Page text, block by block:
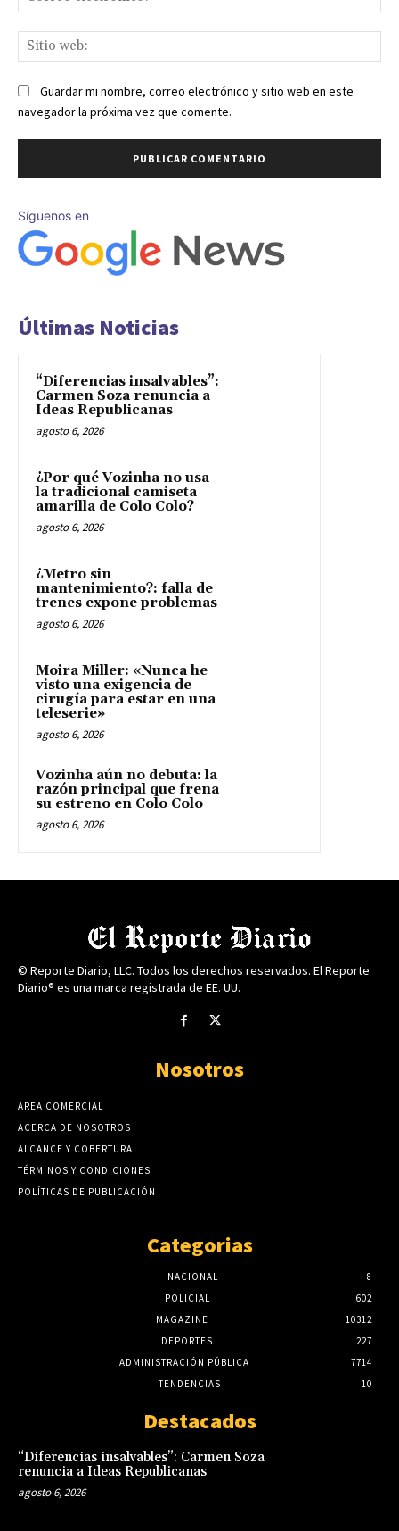
Guardar mi nombre, correo electrónico y sitio web en este
navegador la próxima vez que comente.
Síguenos en
Últimas Noticias
“Diferencias insalvables”:
Carmen Soza renuncia a
Ideas Republicanas
agosto 6, 2026
¿Por qué Vozinha no usa
la tradicional camiseta
amarilla de Colo Colo?
agosto 6, 2026
¿Metro sin
mantenimiento?: falla de
trenes expone problemas
agosto 6, 2026
Moira Miller: «Nunca he
visto una exigencia de
cirugía para estar en una
teleserie»
agosto 6, 2026
Vozinha aún no debuta: la
razón principal que frena
su estreno en Colo Colo
agosto 6, 2026
© Reporte Diario, LLC. Todos los derechos reservados. El Reporte
Diario® es una marca registrada de EE. UU.
Nosotros
AREA COMERCIAL
ACERCA DE NOSOTROS
ALCANCE Y COBERTURA
TÉRMINOS Y CONDICIONES
POLÍTICAS DE PUBLICACIÓN
Categorias
NACIONAL
8
POLICIAL
602
MAGAZINE
10312
DEPORTES
227
ADMINISTRACIÓN PÚBLICA
7714
TENDENCIAS
10
Destacados
“Diferencias insalvables”: Carmen Soza
renuncia a Ideas Republicanas
agosto 6, 2026